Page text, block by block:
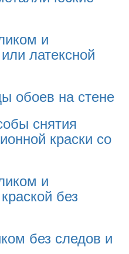
и
латексной
обоев на стене
снятия
краски со
и
без
без следов и